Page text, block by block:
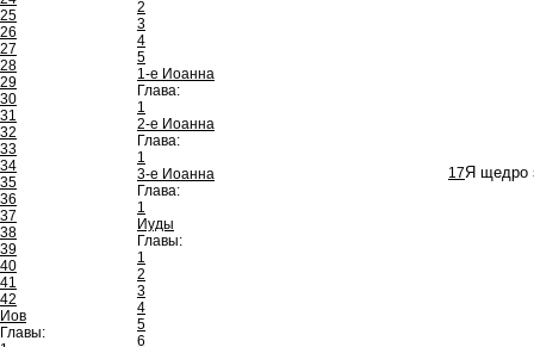
25
26
27
28
29
30
31
32
33
34
35
36
37
38
39
40
41
42
Иов
Главы:
2
3
4
5
1-е Иоанна
Глава:
1
2-е Иоанна
Глава:
1
3-е Иоанна
Глава:
1
Иуды
Главы:
1
2
3
4
5
6
17Я щедро